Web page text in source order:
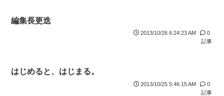
編集長更迭
2013/10/26 6:24:23 AM
0
記事
はじめると、はじまる。
2013/10/25 5:46:15 AM
0
記事